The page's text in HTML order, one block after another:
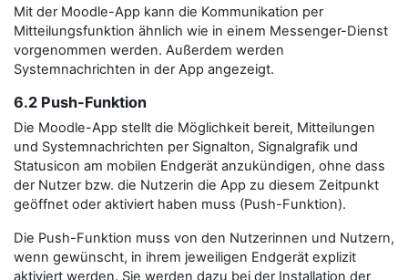
Mit der Moodle-App kann die Kommunikation per
Mitteilungsfunktion ähnlich wie in einem Messenger-Dienst
vorgenommen werden. Außerdem werden
Systemnachrichten in der App angezeigt.
6.2 Push-Funktion
Die Moodle-App stellt die Möglichkeit bereit, Mitteilungen
und Systemnachrichten per Signalton, Signalgrafik und
Statusicon am mobilen Endgerät anzukündigen, ohne dass
der Nutzer bzw. die Nutzerin die App zu diesem Zeitpunkt
geöffnet oder aktiviert haben muss (Push-Funktion).
Die Push-Funktion muss von den Nutzerinnen und Nutzern,
wenn gewünscht, in ihrem jeweiligen Endgerät explizit
aktiviert werden. Sie werden dazu bei der Installation der